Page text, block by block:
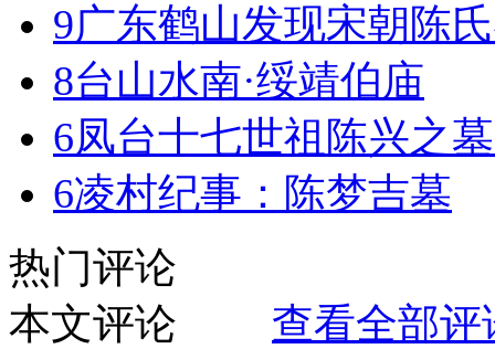
9广东鹤山发现宋朝陈
8台山水南·绥靖伯庙
6凤台十七世祖陈兴之
6凌村纪事：陈梦吉墓
热门评论
本文评论
查看全部评